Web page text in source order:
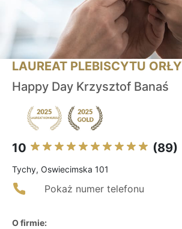
LAUREAT PLEBISCYTU ORŁY
Happy Day Krzysztof Banaś
10 (89)
Tychy, Oswiecimska 101
Pokaż numer telefonu
O firmie: